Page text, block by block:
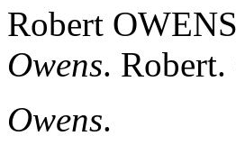
Robert
Owens.
Owens.